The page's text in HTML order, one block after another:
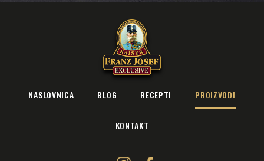
NASLOVNICA BLOG RECEPTI PROIZVODI
KONTAKT